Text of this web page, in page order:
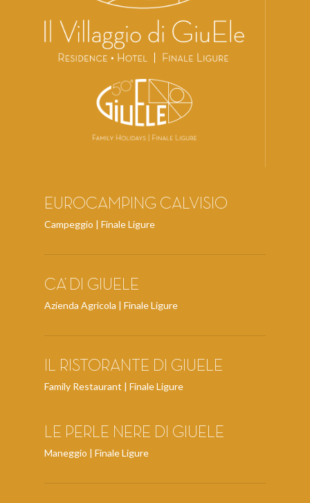
EUROCAMPING CALVISIO
Campeggio | Finale Ligure
CA’ DI GIUELE
Azienda Agricola | Finale Ligure
IL RISTORANTE DI GIUELE
Family Restaurant | Finale Ligure
LE PERLE NERE DI GIUELE
Maneggio | Finale Ligure